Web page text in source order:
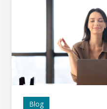
Blog